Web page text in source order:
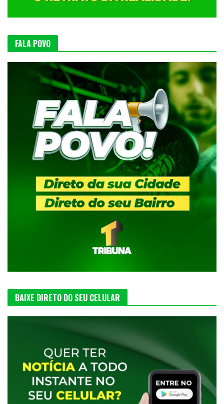
FALA POVO
BAIXE DIRETO DO SEU CELULAR